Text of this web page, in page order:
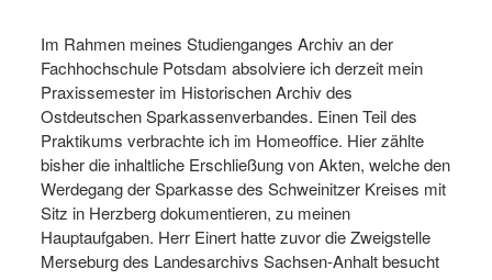
Im Rahmen meines Studienganges Archiv an der
Fachhochschule Potsdam absolviere ich derzeit mein
Praxissemester im Historischen Archiv des
Ostdeutschen Sparkassenverbandes. Einen Teil des
Praktikums verbrachte ich im Homeoffice. Hier zählte
bisher die inhaltliche Erschließung von Akten, welche den
Werdegang der Sparkasse des Schweinitzer Kreises mit
Sitz in Herzberg dokumentieren, zu meinen
Hauptaufgaben. Herr Einert hatte zuvor die Zweigstelle
Merseburg des Landesarchivs Sachsen-Anhalt besucht